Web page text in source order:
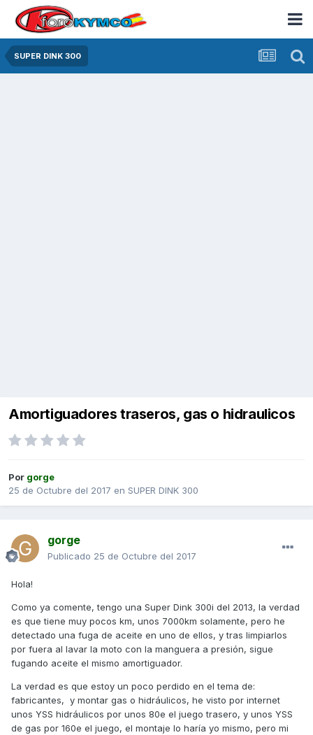
SUPER DINK 300
Amortiguadores traseros, gas o hidraulicos
Por gorge
25 de Octubre del 2017 en SUPER DINK 300
gorge
Publicado 25 de Octubre del 2017
Hola!
Como ya comente, tengo una Super Dink 300i del 2013, la verdad
es que tiene muy pocos km, unos 7000km solamente, pero he
detectado una fuga de aceite en uno de ellos, y tras limpiarlos
por fuera al lavar la moto con la manguera a presión, sigue
fugando aceite el mismo amortiguador.
La verdad es que estoy un poco perdido en el tema de:
fabricantes, y montar gas o hidráulicos, he visto por internet
unos YSS hidráulicos por unos 80e el juego trasero, y unos YSS
de gas por 160e el juego, el montaje lo haría yo mismo, pero mi